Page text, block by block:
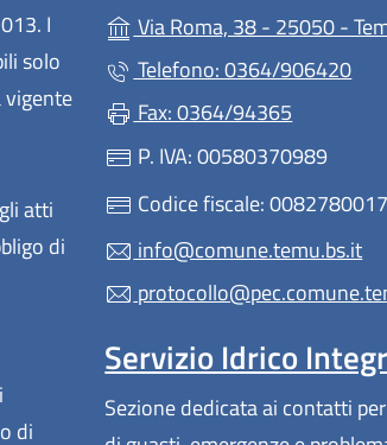
I
solo
atti
di
di
Via Roma, 38 - 25050 -
Telefono: 0364/906420
Fax: 0364/94365
P. IVA: 00580370989
Codice fiscale:
info@comune.temu.bs.it
Servizio Idrico
Sezione dedicata ai contatti